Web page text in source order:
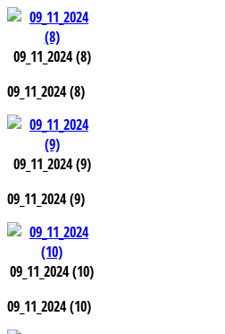
09_11_2024 (8)
09_11_2024 (8)
09_11_2024 (9)
09_11_2024 (9)
09_11_2024 (10)
09_11_2024 (10)